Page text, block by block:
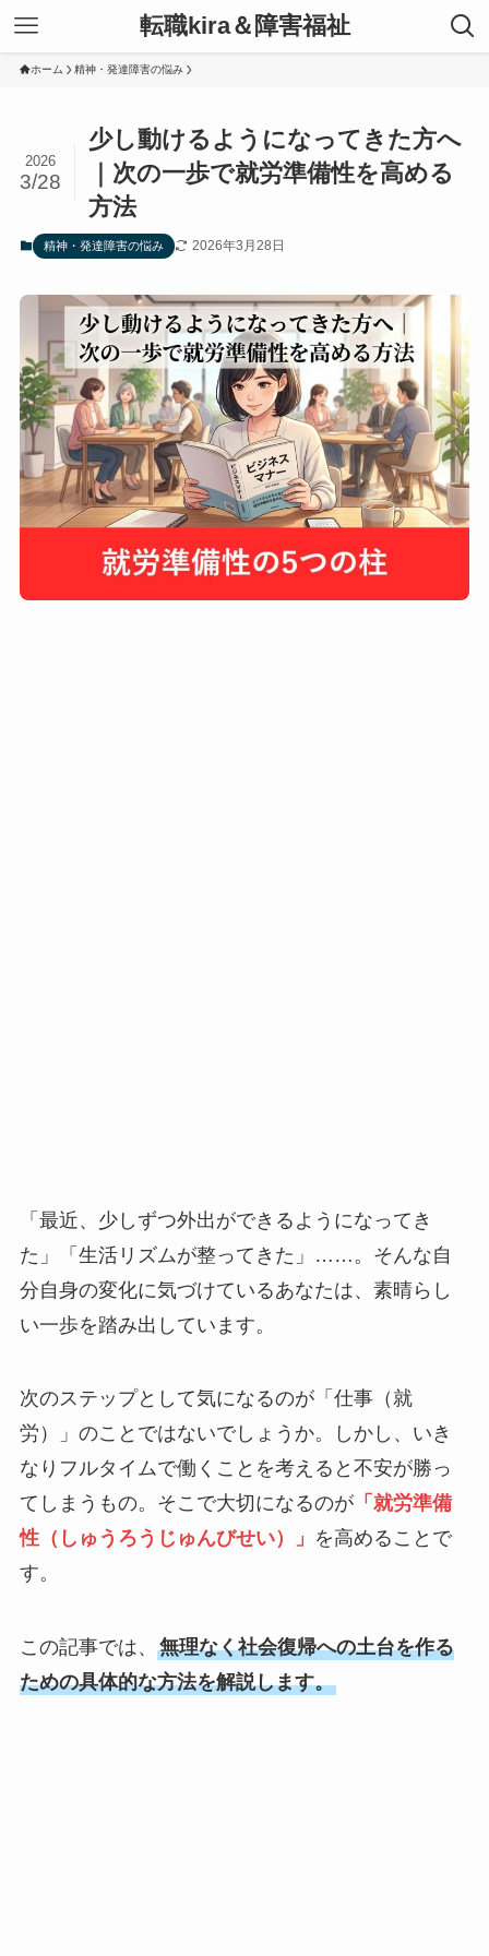
転職kira＆障害福祉
ホーム 精神・発達障害の悩み
少し動けるようになってきた方へ
｜次の一歩で就労準備性を高める
方法
2026
3/28
精神・発達障害の悩み 2026年3月28日
「最近、少しずつ外出ができるようになってき
た」「生活リズムが整ってきた」……。そんな自
分自身の変化に気づけているあなたは、素晴らし
い一歩を踏み出しています。
次のステップとして気になるのが「仕事（就
労）」のことではないでしょうか。しかし、いき
なりフルタイムで働くことを考えると不安が勝っ
てしまうもの。そこで大切になるのが「就労準備
性（しゅうろうじゅんびせい）」 を高めることで
す。
この記事では、 無理なく社会復帰への土台を作る
ための具体的な方法を解説します。